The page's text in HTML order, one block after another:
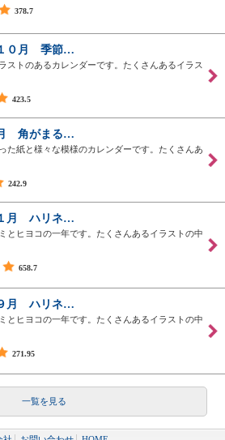
378.7
０月 季節…
ストのあるカレンダーです。たくさんあるイラス
423.5
角がまる…
た紙と様々な模様のカレンダーです。たくさんあ
242.9
月 ハリネ…
とヒヨコの一年です。たくさんあるイラストの中
658.7
月 ハリネ…
とヒヨコの一年です。たくさんあるイラストの中
271.95
一覧を見る